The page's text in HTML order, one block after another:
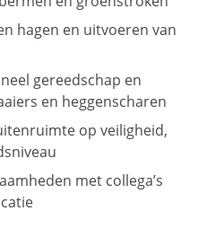
hagen en uitvoeren van
gereedschap en
en heggenscharen
op veiligheid,
met collega’s